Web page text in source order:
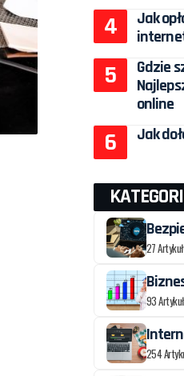
Jak
Gdzie
online
Jak
27
93
254